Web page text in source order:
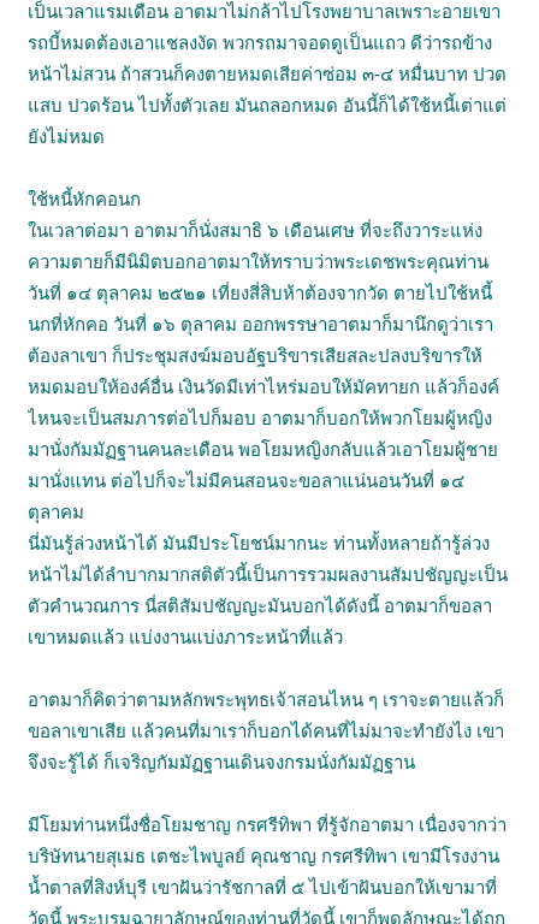
เป็นเวลาแรมเดือน อาตมาไม่กล้าไปโรงพยาบาลเพราะอายเขา
รถบี้หมดต้องเอาแชลงงัด พวกรถมาจอดดูเป็นแถว ดีว่ารถข้าง
หน้าไม่สวน ถ้าสวนก็คงตายหมดเสียค่าซ่อม ๓-๔ หมื่นบาท ปวด
แสบ ปวดร้อน ไปทั้งตัวเลย มันถลอกหมด อันนี้ก็ได้ใช้หนี้เต่าแต่
ยังไม่หมด
ใช้หนี้หักคอนก
ในเวลาต่อมา อาตมาก็นั่งสมาธิ ๖ เดือนเศษ ที่จะถึงวาระแห่ง
ความตายก็มีนิมิตบอกอาตมาให้ทราบว่าพระเดชพระคุณท่าน
วันที่ ๑๔ ตุลาคม ๒๕๒๑ เที่ยงสี่สิบห้าต้องจากวัด ตายไปใช้หนี้
นกที่หักคอ วันที่ ๑๖ ตุลาคม ออกพรรษาอาตมาก็มานึกดูว่าเรา
ต้องลาเขา ก็ประชุมสงฆ์มอบอัฐบริขารเสียสละปลงบริขารให้
หมดมอบให้องค์อื่น เงินวัดมีเท่าไหร่มอบให้มัคทายก แล้วก็องค์
ไหนจะเป็นสมภารต่อไปก็มอบ อาตมาก็บอกให้พวกโยมผู้หญิง
มานั่งกัมมัฏฐานคนละเดือน พอโยมหญิงกลับแล้วเอาโยมผู้ชาย
มานั่งแทน ต่อไปก็จะไม่มีคนสอนจะขอลาแน่นอนวันที่ ๑๔
ตุลาคม
นี่มันรู้ล่วงหน้าได้ มันมีประโยชน์มากนะ ท่านทั้งหลายถ้ารู้ล่วง
หน้าไม่ได้ลำบากมากสติตัวนี้เป็นการรวมผลงานสัมปชัญญะเป็น
ตัวคำนวณการ นี่สติสัมปชัญญะมันบอกได้ดังนี้ อาตมาก็ขอลา
เขาหมดแล้ว แบ่งงานแบ่งภาระหน้าที่แล้ว
อาตมาก็คิดว่าตามหลักพระพุทธเจ้าสอนไหน ๆ เราจะตายแล้วก็
ขอลาเขาเสีย แล้วคนที่มาเราก็บอกได้คนที่ไม่มาจะทำยังไง เขา
จึงจะรู้ได้ ก็เจริญกัมมัฏฐานเดินจงกรมนั่งกัมมัฏฐาน
มีโยมท่านหนึ่งชื่อโยมชาญ กรศรีทิพา ที่รู้จักอาตมา เนื่องจากว่า
บริษัทนายสุเมธ เตชะไพบูลย์ คุณชาญ กรศรีทิพา เขามีโรงงาน
น้ำตาลที่สิงห์บุรี เขาฝันว่ารัชกาลที่ ๕ ไปเข้าฝันบอกให้เขามาที่
วัดนี้ พระบรมฉายาลักษณ์ของท่านที่วัดนี้ เขาก็พูดลักษณะได้ถูก